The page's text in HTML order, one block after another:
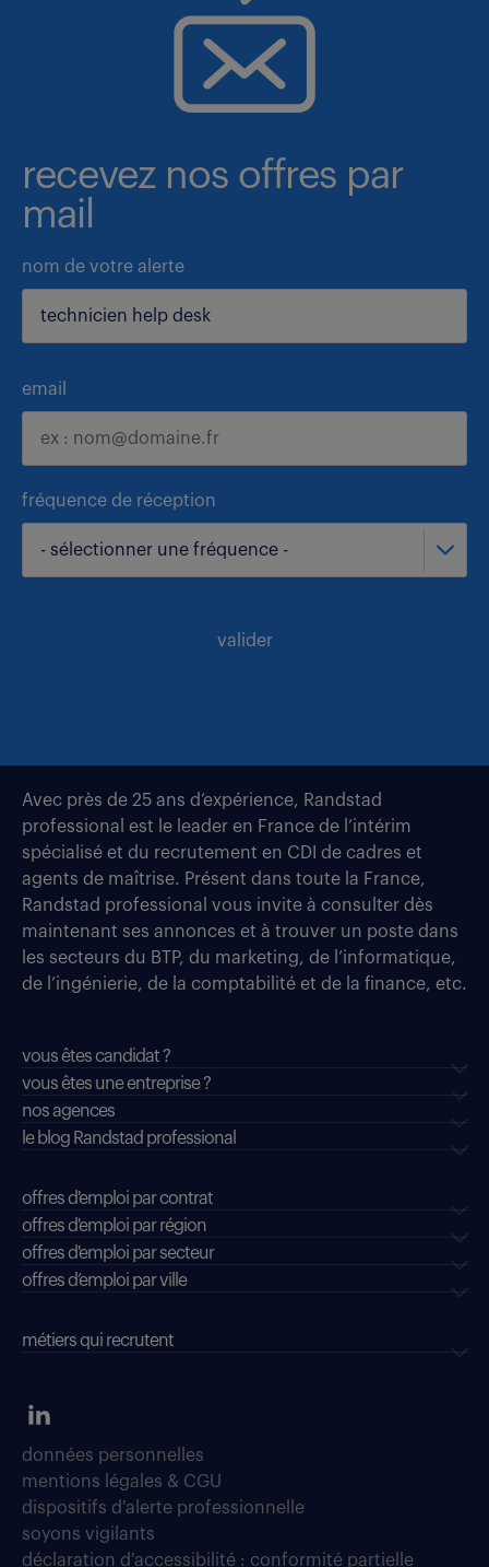
recevez nos offres par
mail
nom de votre alerte
email
fréquence de réception
- sélectionner une fréquence -
valider
Avec près de 25 ans d’expérience, Randstad
professional est le leader en France de l’intérim
spécialisé et du recrutement en CDI de cadres et
agents de maîtrise. Présent dans toute la France,
Randstad professional vous invite à consulter dès
maintenant ses annonces et à trouver un poste dans
les secteurs du BTP, du marketing, de l’informatique,
de l’ingénierie, de la comptabilité et de la finance, etc.
vous êtes candidat ?
vous êtes une entreprise ?
nos agences
le blog Randstad professional
offres d'emploi par contrat
offres d'emploi par région
offres d'emploi par secteur
offres d’emploi par ville
métiers qui recrutent
données personnelles
mentions légales & CGU
dispositifs d'alerte professionnelle
soyons vigilants
déclaration d'accessibilité : conformité partielle